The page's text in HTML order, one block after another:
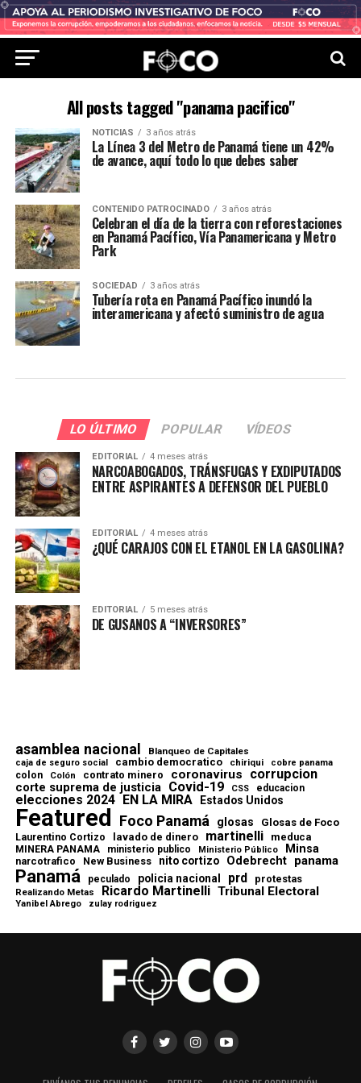
All posts tagged "panama pacifico"
NOTICIAS 3 años atrás
La Línea 3 del Metro de Panamá tiene un 42%
de avance, aquí todo lo que debes saber
CONTENIDO PATROCINADO 3 años atrás
Celebran el día de la tierra con reforestaciones
en Panamá Pacífico, Vía Panamericana y Metro
Park
SOCIEDAD 3 años atrás
Tubería rota en Panamá Pacífico inundó la
interamericana y afectó suministro de agua
LO ÚLTIMO POPULAR VÍDEOS
EDITORIAL 4 meses atrás
NARCOABOGADOS, TRÁNSFUGAS Y EXDIPUTADOS
ENTRE ASPIRANTES A DEFENSOR DEL PUEBLO
EDITORIAL 4 meses atrás
¿QUÉ CARAJOS CON EL ETANOL EN LA GASOLINA?
EDITORIAL 5 meses atrás
DE GUSANOS A “INVERSORES”
asamblea nacional Blanqueo de Capitales
caja de seguro social cambio democratico chiriqui cobre panama
colon Colón contrato minero coronavirus corrupcion
corte suprema de justicia Covid-19 CSS educacion
elecciones 2024 EN LA MIRA Estados Unidos
Featured Foco Panamá glosas Glosas de Foco
Laurentino Cortizo lavado de dinero martinelli meduca
MINERA PANAMA ministerio publico Ministerio Público Minsa
narcotrafico New Business nito cortizo Odebrecht panama
Panamá peculado policia nacional prd protestas
Realizando Metas Ricardo Martinelli Tribunal Electoral
Yanibel Abrego zulay rodriguez